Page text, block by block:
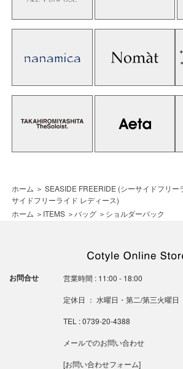
ホーム ＞ SEASIDE FREERIDE (シーサイドフリー
サイドフリーライド レディース)
ホーム ＞ ITEMS ＞ バッグ ＞ ショルダーバック
お問合せ 営業時間 : 11:00 - 18:00
定休日 ： 水曜日・第二/第三火曜日
TEL : 0739-20-4388
メールでのお問い合わせ
[お問い合わせフォーム]